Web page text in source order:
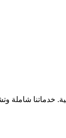
خدماتنا شاملة